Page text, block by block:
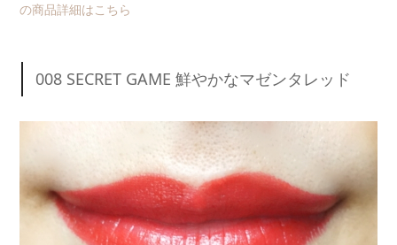
の商品詳細はこちら
008 SECRET GAME 鮮やかなマゼンタレッド